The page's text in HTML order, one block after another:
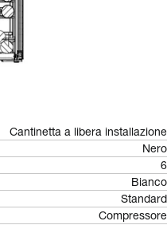
Cantinetta a libera installazione
Nero
6
Bianco
Standard
Compressore